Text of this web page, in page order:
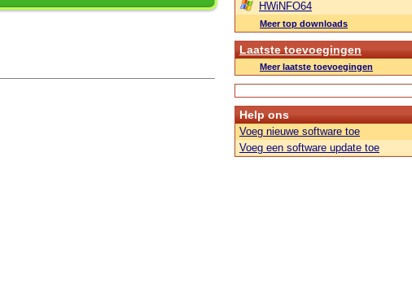
HWiNFO64
Meer top downloads
Laatste toevoegingen
Meer laatste toevoegingen
Help ons
Voeg nieuwe software toe
Voeg een software update toe